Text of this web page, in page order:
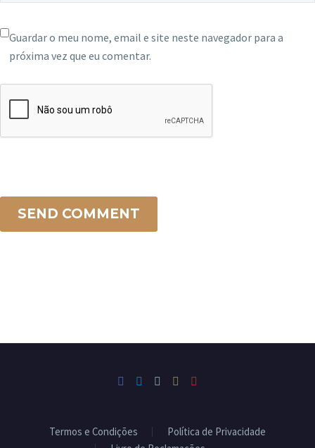
Guardar o meu nome, email e site neste navegador para a
próxima vez que eu comentar.
SEND COMMENT
Termos e Condições
Política de Privacidade